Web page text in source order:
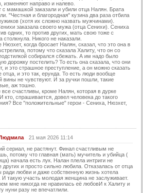
изменяют направо и налево.
с мамашкой заказали и убили отца Налян. Брата
"Честная и благородная" кузина два раза отбила
(хотя их сложно назвать мужчинами).
заказала своего мужа (отца Сенихи). Сениха
одних, то против других, мать свою тоже с
столкнула. Никого не наказали.
Нюзхет, когда бросает Налян, сказал, что это она в
потому что сказала Халиту, что он со
собирался сбежать. А им надо было
дорожку постелить? То есть она сказала, что они
и это страшное преступление, а он можно сказать
отца, и это так, ерунда. То есть люди вообще
вины не чувствуют. И за ручки пошли, такие
аж тошно.
все счастливы, кроме Налян, которая в дурке
кто, спрашивается, довел человека до такого
Все "положительные" герои - Сениха, Нюзхет,
21 мая 2026 11:14
сериал, не растянут. Финал счастливым не
потому что главная (мать) мучитель и убийца (
начала есть лук. Налан плела интриги не
других и просто сильно любила. Отказалась от отца
ради любви и даже собственную жизнь хотела
И такую участь молодая женщина не заслуживает.
мне никогда не нравилась её любовИ к Халиту и
нуни разу не впечатлили.